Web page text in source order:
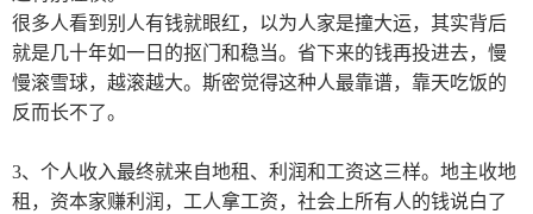
很多人看到别人有钱就眼红，以为人家是撞大运，其实背后
就是几十年如一日的抠门和稳当。省下来的钱再投进去，慢
慢滚雪球，越滚越大。斯密觉得这种人最靠谱，靠天吃饭的
反而长不了。
3、个人收入最终就来自地租、利润和工资这三样。地主收地
租，资本家赚利润，工人拿工资，社会上所有人的钱说白了